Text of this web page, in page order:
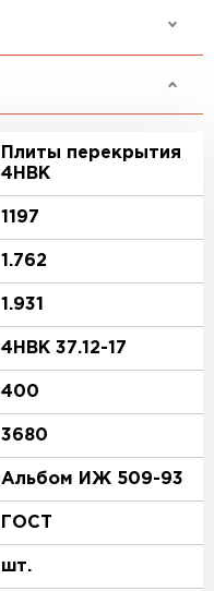
Плиты перекрытия
4НВК
1197
1.762
1.931
4НВК 37.12-17
400
3680
Альбом ИЖ 509-93
ГОСТ
шт.